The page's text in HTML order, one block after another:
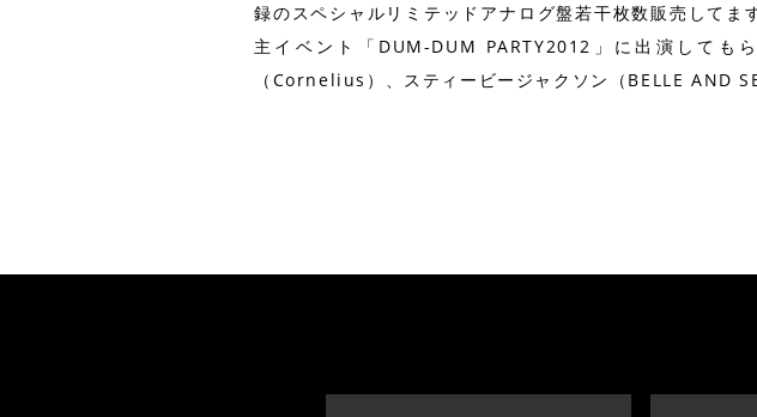
録のスペシャルリミテッドアナログ盤若干枚数販売して
主イベント「DUM-DUM PARTY2012」に出演して
（Cornelius）、スティービージャクソン（BELLE AND